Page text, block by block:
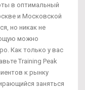
в оптимальный
и Московской
но никак не
можно
Как только у вас
Training Peak
к рынку
заняться